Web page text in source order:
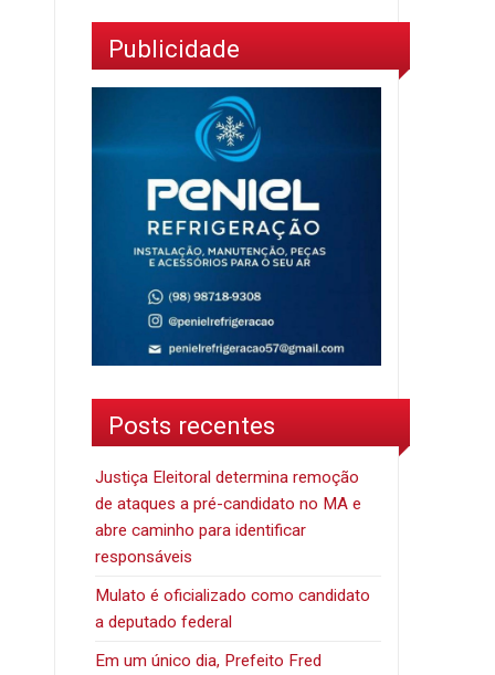
Publicidade
Posts recentes
Justiça Eleitoral determina remoção
de ataques a pré-candidato no MA e
abre caminho para identificar
responsáveis
Mulato é oficializado como candidato
a deputado federal
Em um único dia, Prefeito Fred